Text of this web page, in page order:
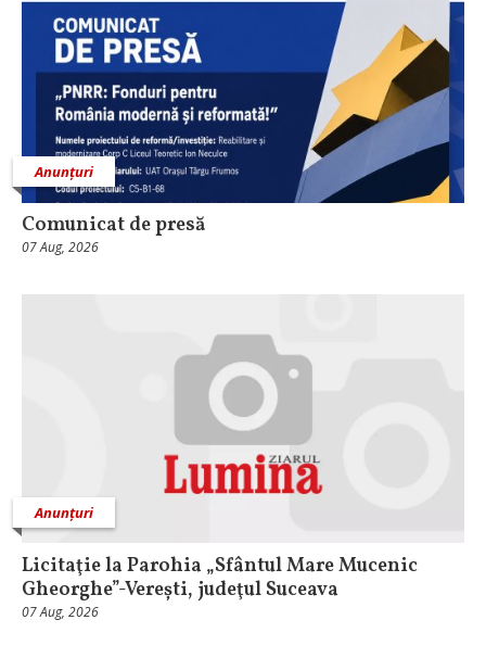
Anunțuri
Comunicat de presă
07 Aug, 2026
Anunțuri
Licitaţie la Parohia „Sfântul Mare Mucenic
Gheorghe”-Verești, judeţul Suceava
07 Aug, 2026